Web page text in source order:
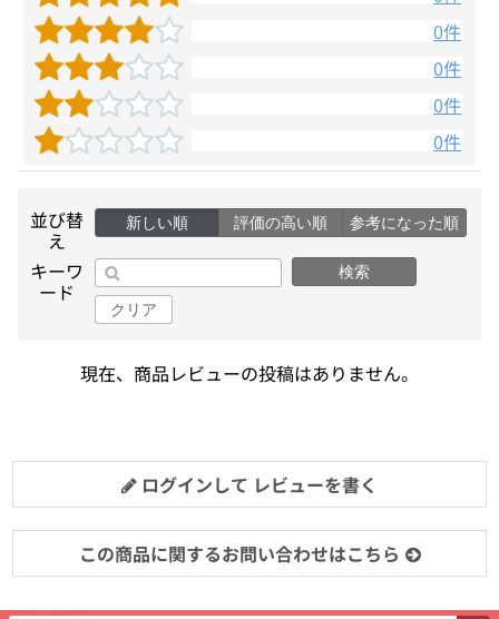
0件
0件
0件
0件
並び替
え
新しい順 評価の高い順 参考になった順
キーワ
ード
検索
クリア
現在、商品レビューの投稿はありません。
ログインして レビューを書く
この商品に関するお問い合わせはこちら